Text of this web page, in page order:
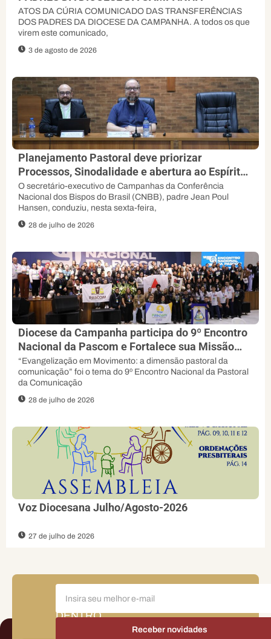
ATOS DA CÚRIA COMUNICADO DAS TRANSFERÊNCIAS
DOS PADRES DA DIOCESE DA CAMPANHA. A todos os que
virem este comunicado,
3 de agosto de 2026
Planejamento Pastoral deve priorizar
Processos, Sinodalidade e abertura ao Espírito,
orienta padre Jean Poul
O secretário-executivo de Campanhas da Conferência
Nacional dos Bispos do Brasil (CNBB), padre Jean Poul
Hansen, conduziu, nesta sexta-feira,
28 de julho de 2026
Diocese da Campanha participa do 9º Encontro
Nacional da Pascom e Fortalece sua Missão
Evangelizadora
“Evangelização em Movimento: a dimensão pastoral da
comunicação” foi o tema do 9º Encontro Nacional da Pastoral
da Comunicação
28 de julho de 2026
Voz Diocesana Julho/Agosto-2026
27 de julho de 2026
POR
DENTRO